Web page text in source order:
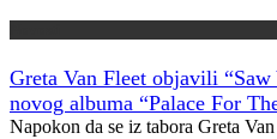
Greta Van Fleet objavili “Saw
novog albuma “Palace For
Napokon da se iz tabora Greta